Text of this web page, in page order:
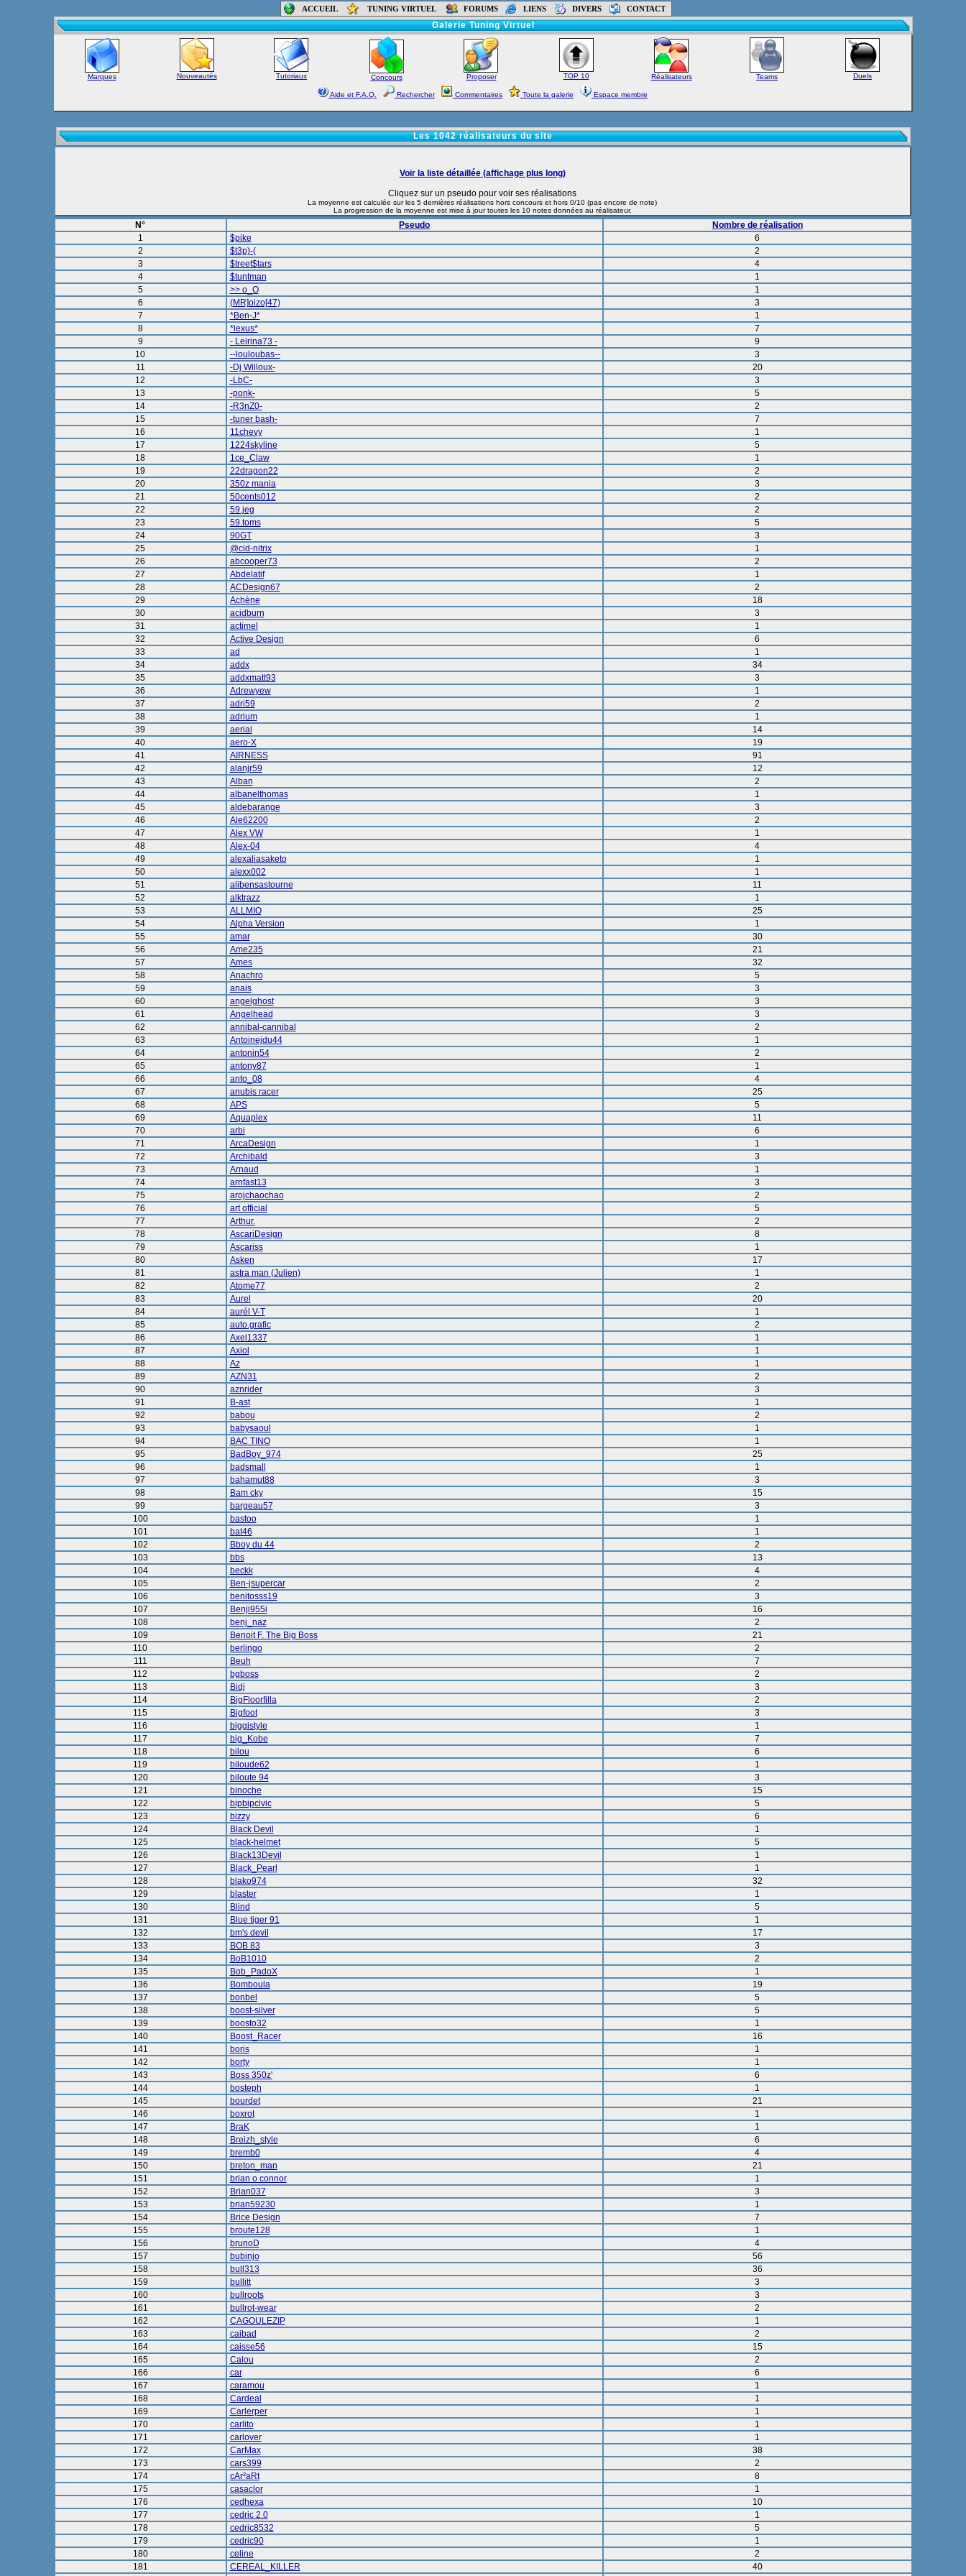
ACCUEIL TUNING VIRTUEL FORUMS LIENS DIVERS CONTACT
Accueil-Forums -Tutoriaux -Liens-Contact
Galerie Tuning Virtuel
Marques Nouveautés Tutoriaux Concours Proposer TOP 10 Réalisateurs Teams Duels
Aide et F.A.Q. Rechercher Commentaires Toute la galerie Espace membre
Les 1042 réalisateurs du site
Voir la liste détaillée (affichage plus long)
Cliquez sur un pseudo pour voir ses réalisations
La moyenne est calculée sur les 5 dernières réalisations hors concours et hors 0/10 (pas encore de note)
La progression de la moyenne est mise à jour toutes les 10 notes données au réalisateur.
N° Pseudo
Nombre de réalisation
1
$pike
6
2
$t3p)-(
2
3
$treet$tars
4
4
$tuntman
1
5
>> o_O
1
6
(MR]oizo[47)
3
7
*Ben-J*
1
8
*lexus*
7
9
- Leirina73 -
9
10
--louloubas--
3
11
-Dj Willoux-
20
12
-LbC-
3
13
-ponk-
5
14
-R3nZ0-
2
15
-tuner bash-
7
16
11chevy
1
17
1224skyline
5
18
1ce_Claw
1
19
22dragon22
2
20
350z mania
3
21
50cents012
2
22
59.jeg
2
23
59.toms
5
24
90GT
3
25
@cid-nitrix
1
26
abcooper73
2
27
Abdelatif
1
28
ACDesign67
2
29
Achène
18
30
acidburn
3
31
actimel
1
32
Active Design
6
33
ad
1
34
addx
34
35
addxmatt93
3
36
Adrewyew
1
37
adri59
2
38
adrium
1
39
aerial
14
40
aero-X
19
41
AIRNESS
91
42
alanjr59
12
43
Alban
2
44
albanelthomas
1
45
aldebarange
3
46
Ale62200
2
47
Alex VW
1
48
Alex-04
4
49
alexaliasaketo
1
50
alexx002
1
51
alibensastourne
11
52
alktrazz
1
53
ALLMIO
25
54
Alpha Version
1
55
amar
30
56
Ame235
21
57
Ames
32
58
Anachro
5
59
anais
3
60
angelghost
3
61
Angelhead
3
62
annibal-cannibal
2
63
Antoinejdu44
1
64
antonin54
2
65
antony87
1
66
anto_08
4
67
anubis racer
25
68
APS
5
69
Aquaplex
11
70
arbi
6
71
ArcaDesign
1
72
Archibald
3
73
Arnaud
1
74
arnfast13
3
75
arojchaochao
2
76
art official
5
77
Arthur.
2
78
AscariDesign
8
79
Ascariss
1
80
Asken
17
81
astra man (Julien)
1
82
Atome77
2
83
Aurel
20
84
aurél V-T
1
85
auto.grafic
2
86
Axel1337
1
87
Axiol
1
88
Az
1
89
AZN31
2
90
aznrider
3
91
B-ast
1
92
babou
2
93
babysaoul
1
94
BAC TINO
1
95
BadBoy_974
25
96
badsmall
1
97
bahamut88
3
98
Bam cky
15
99
bargeau57
3
100
bastoo
1
101
bat46
1
102
Bboy du 44
2
103
bbs
13
104
beckk
4
105
Ben-jsupercar
2
106
benitosss19
3
107
Benji955i
16
108
benj_naz
2
109
Benoit F. The Big Boss
21
110
berlingo
2
111
Beuh
7
112
bgboss
2
113
Bidj
3
114
BigFloorfilla
2
115
Bigfoot
3
116
biggistyle
1
117
big_Kobe
7
118
bilou
6
119
biloude62
1
120
biloute 94
3
121
binoche
15
122
bipbipcivic
5
123
bizzy
6
124
Black Devil
1
125
black-helmet
5
126
Black13Devil
1
127
Black_Pearl
1
128
blako974
32
129
blaster
1
130
Blind
5
131
Blue tiger 91
1
132
bm's devil
17
133
BOB 83
3
134
BoB1010
2
135
Bob_PadoX
1
136
Bomboula
19
137
bonbel
5
138
boost-silver
5
139
boosto32
1
140
Boost_Racer
16
141
boris
1
142
borty
1
143
Boss 350z'
6
144
bosteph
1
145
bourdet
21
146
boxrot
1
147
BraK
1
148
Breizh_style
6
149
bremb0
4
150
breton_man
21
151
brian o connor
1
152
Brian037
3
153
brian59230
1
154
Brice Design
7
155
broute128
1
156
brunoD
4
157
bubinjo
56
158
bull313
36
159
bullitt
3
160
bullroots
3
161
bullrot-wear
2
162
CAGOULEZIP
1
163
caibad
2
164
caisse56
15
165
Calou
2
166
car
6
167
caramou
1
168
Cardeal
1
169
Carlerper
1
170
carlito
1
171
carlover
1
172
CarMax
38
173
cars399
2
174
cAr²aRt
8
175
casaclor
1
176
cedhexa
10
177
cedric 2.0
1
178
cedric8532
5
179
cedric90
1
180
celine
2
181
CEREAL_KILLER
40